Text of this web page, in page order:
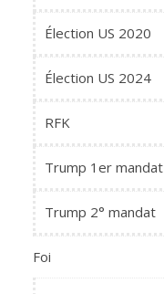
Élection US 2020
Élection US 2024
RFK
Trump 1er mandat
Trump 2° mandat
Foi